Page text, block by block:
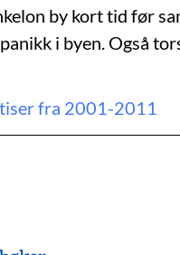
by kort tid før
i byen. Også
fra 2001-2011